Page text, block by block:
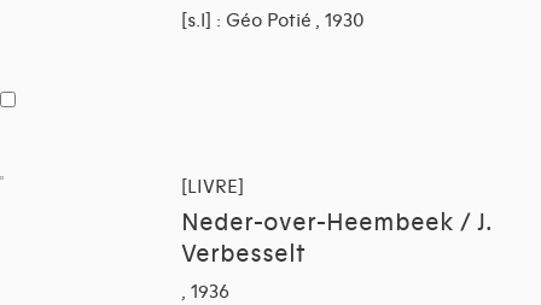
[s.l] : Géo Potié , 1930
[LIVRE]
Neder-over-Heembeek / J.
Verbesselt
, 1936